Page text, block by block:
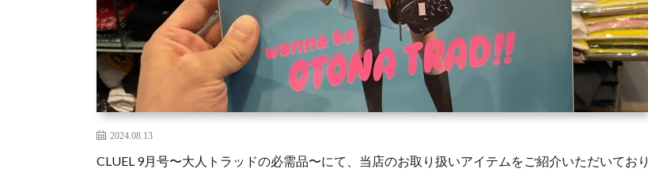
2024.08.13
CLUEL 9月号〜大人トラッドの必需品〜にて、当店のお取り扱いアイテムをご紹介いただいており